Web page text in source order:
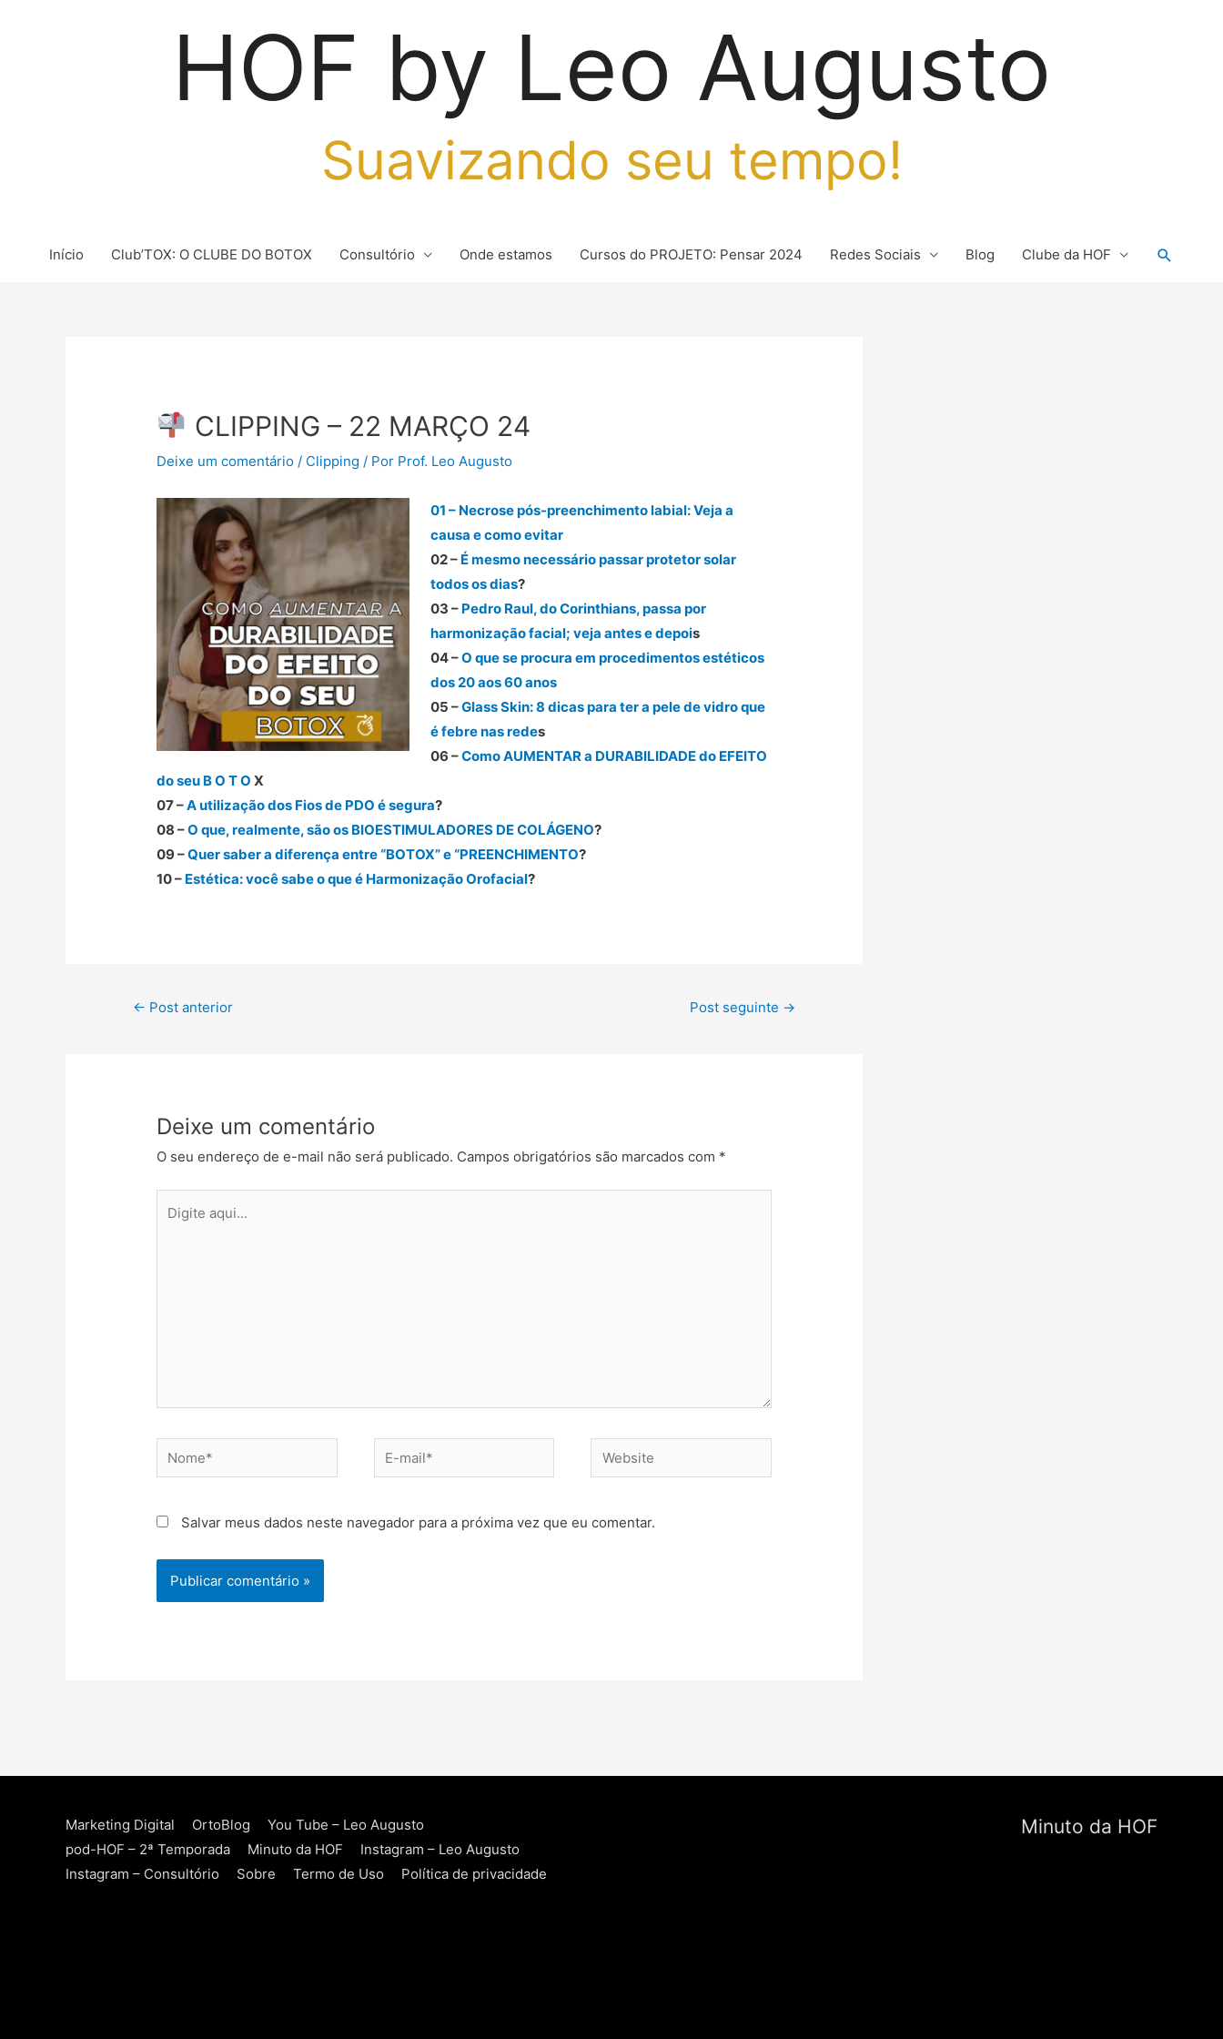
HOF by Leo Augusto
Suavizando seu tempo!
Início Club’TOX: O CLUBE DO BOTOX Consultório Onde estamos Cursos do PROJETO: Pensar 2024 Redes Sociais Blog Clube da HOF
CLIPPING – 22 MARÇO 24
Deixe um comentário / Clipping / Por Prof. Leo Augusto
01 – Necrose pós-preenchimento labial: Veja a
causa e como evitar
02 – É mesmo necessário passar protetor solar
todos os dias?
03 – Pedro Raul, do Corinthians, passa por
harmonização facial; veja antes e depois
04 –O que se procura em procedimentos estéticos
dos 20 aos 60 anos
05 –Glass Skin: 8 dicas para ter a pele de vidro que
é febre nas redes
06 –Como AUMENTAR a DURABILIDADE do EFEITO
do seu B O T OX
07 –A utilização dos Fios de PDO é segura?
08 –O que, realmente, são os BIOESTIMULADORES DE COLÁGENO?
09 –Quer saber a diferença entre “BOTOX” e “PREENCHIMENTO?
10 – Estética: você sabe o que é Harmonização Orofacial?
← Post anterior Post seguinte →
Deixe um comentário
O seu endereço de e-mail não será publicado. Campos obrigatórios são marcados com *
aqui...
Nome*
E-
mail*
Website
Salvar meus dados neste navegador para a próxima vez que eu comentar.
Marketing Digital OrtoBlog
You Tube – Leo Augusto
pod-HOF – 2ª Temporada
Minuto da HOF
Instagram – Leo Augusto
Instagram – Consultório
Sobre Termo de Uso Política de privacidade
Minuto da HOF